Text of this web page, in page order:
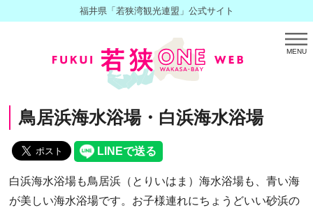
福井県「若狭湾観光連盟」公式サイト
MENU
鳥居浜海水浴場・白浜海水浴場
白浜海水浴場も鳥居浜（とりいはま）海水浴場も、青い海
が美しい海水浴場です。お子様連れにちょうどいい砂浜の